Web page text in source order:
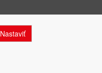
Nastaviť